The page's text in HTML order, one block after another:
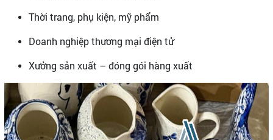
Thời trang, phụ kiện, mỹ phẩm
Doanh nghiệp thương mại điện tử
Xưởng sản xuất – đóng gói hàng xuất